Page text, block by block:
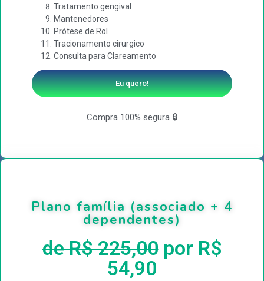
Tratamento gengival
Mantenedores
Prótese de Rol
Tracionamento cirurgico
Consulta para Clareamento
Eu quero!
Compra 100% segura 🔒
Plano família (associado + 4
dependentes)
de R$ 225,00por R$
54,90